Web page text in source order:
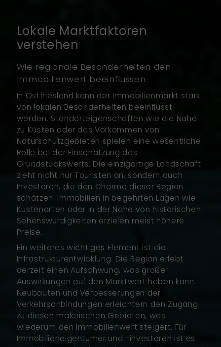
Lokale Marktfaktoren
verstehen
Wie regionale Besonderheiten den
Immobilienwert beeinflussen.
In Ostfriesland kann der Immobilienmarkt stark
von lokalen Besonderheiten beeinflusst
werden. Standorteigenschaften wie die Nähe
zu Küsten oder das Vorkommen von
Naturschutzgebieten spielen eine wesentliche
Rolle bei der Einschätzung des
Grundstückswerts. Die einzigartige Landschaft
zieht nicht nur Touristen an, sondern auch
Investoren, die den Charme dieser Region
schätzen. Immobilien in begehrten Lagen wie
Küstenorten oder in der Nähe von historischen
Sehenswürdigkeiten erzielen meist höhere
Preise.
Ein weiteres wichtiges Element ist die
Infrastrukturentwicklung. Die Region erlebt
derzeit einen Aufschwung, was große
Auswirkungen auf den Marktwert haben kann.
Neubauten und Verbesserungen der
Verkehrsanbindungen erleichtern den Zugang
zu diesen malerischen Gebieten, was
wiederum den Immobilienwert steigert. Für
Immobilieneigentümer und -investoren ist es